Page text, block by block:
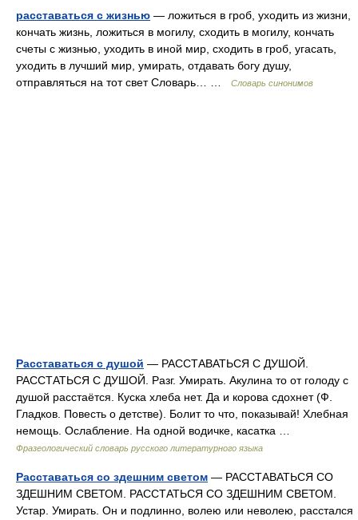
расставаться с жизнью — ложиться в гроб, уходить из жизни,
кончать жизнь, ложиться в могилу, сходить в могилу, кончать
счеты с жизнью, уходить в иной мир, сходить в гроб, угасать,
уходить в лучший мир, умирать, отдавать богу душу,
отправляться на тот свет Словарь… …
Словарь синонимов
Расставаться с душой — РАССТАВАТЬСЯ С ДУШОЙ.
РАССТАТЬСЯ С ДУШОЙ. Разг. Умирать. Акулина то от голоду с
душой расстаётся. Куска хлеба нет. Да и корова сдохнет (Ф.
Гладков. Повесть о детстве). Болит то что, показывай! Хлебная
немощь. Ослабление. На одной водичке, касатка …
Фразеологический словарь русского литературного языка
Расставаться со здешним светом — РАССТАВАТЬСЯ СО
ЗДЕШНИМ СВЕТОМ. РАССТАТЬСЯ СО ЗДЕШНИМ СВЕТОМ.
Устар. Умирать. Он и подлинно, волею или неволею, расстался